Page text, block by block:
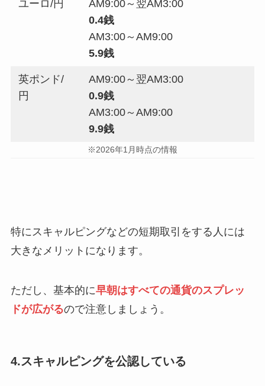
ユーロ/円
AM9:00～翌AM3:00
0.4銭
AM3:00～AM9:00
5.9銭
英ポンド/
円
AM9:00～翌AM3:00
0.9銭
AM3:00～AM9:00
9.9銭
※2026年1月時点の情報
特にスキャルピングなどの短期取引をする人には
大きなメリットになります。
ただし、基本的に早朝はすべての通貨のスプレッ
ドが広がるので注意しましょう。
4.スキャルピングを公認している